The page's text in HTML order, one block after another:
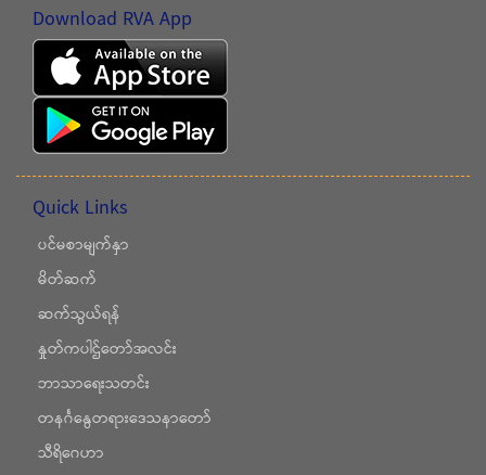
Download RVA App
Quick Links
ပင်မစာမျက်နှာ
မိတ်ဆက်
ဆက်သွယ်ရန်
နှုတ်ကပါဌ်တော်အလင်း
ဘာသာရေးသတင်း
တနင်္ဂနွေတရားဒေသနာတော်
သီရိဂေဟာ